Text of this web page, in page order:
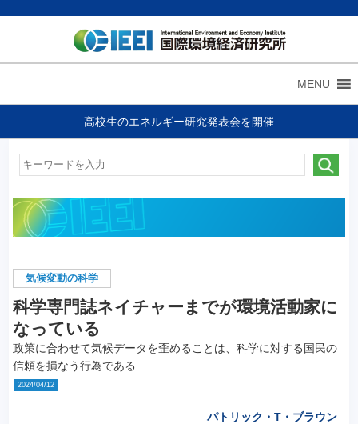
MENU
高校生のエネルギー研究発表会を開催
気候変動の科学
科学専門誌ネイチャーまでが環境活動家に
なっている
政策に合わせて気候データを歪めることは、科学に対する国民の
信頼を損なう行為である
2024/04/12
パトリック・T・ブラウン